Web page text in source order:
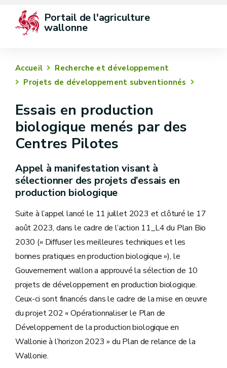
Portail de l'agriculture
wallonne
Accueil
Recherche et développement
Projets de développement subventionnés
Essais en production
biologique menés par des
Centres Pilotes
Appel à manifestation visant à
sélectionner des projets d’essais en
production biologique
Suite à l’appel lancé le 11 juillet 2023 et clôturé le 17
août 2023, dans le cadre de l’action 11_L4 du Plan Bio
2030 (« Diffuser les meilleures techniques et les
bonnes pratiques en production biologique »), le
Gouvernement wallon a approuvé la sélection de 10
projets de développement en production biologique.
Ceux-ci sont financés dans le cadre de la mise en œuvre
du projet 202 « Opérationnaliser le Plan de
Développement de la production biologique en
Wallonie à l’horizon 2023 » du Plan de relance de la
Wallonie.